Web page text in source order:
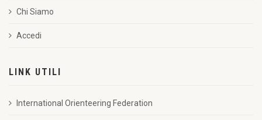
Chi Siamo
Accedi
LINK UTILI
International Orienteering Federation